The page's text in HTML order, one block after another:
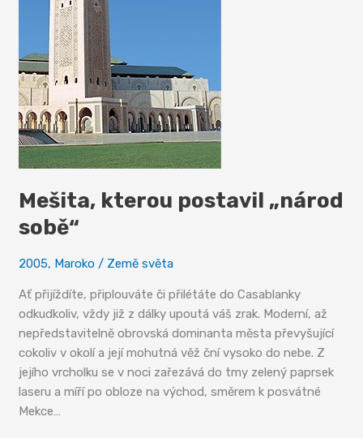
Mešita, kterou postavil „národ
sobě“
2005, Maroko / Země světa
Ať přijíždíte, připlouváte či přilétáte do Casablanky
odkudkoliv, vždy již z dálky upoutá váš zrak. Moderní, až
nepředstavitelně obrovská dominanta města převyšující
cokoliv v okolí a její mohutná věž ční vysoko do nebe. Z
jejího vrcholku se v noci zařezává do tmy zelený paprsek
laseru a míří po obloze na východ, směrem k posvátné
Mekce…